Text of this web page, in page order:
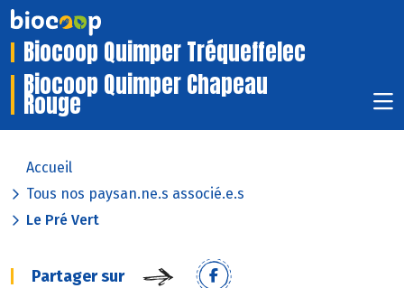
Biocoop Quimper Tréqueffelec
Biocoop Quimper Chapeau
Rouge
Accueil
Tous nos paysan.ne.s associé.e.s
Le Pré Vert
Partager sur